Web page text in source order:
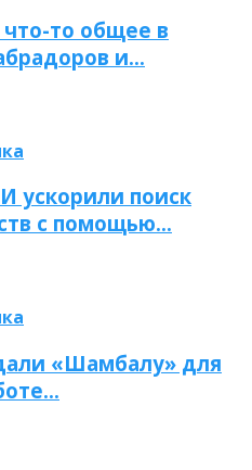
что-то общее в
и…
ускорили поиск
с помощью…
«Шамбалу» для